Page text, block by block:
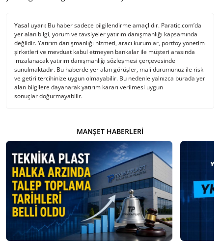
Yasal uyarı: Bu haber sadece bilgilendirme amaçlıdır. Paratic.com’da
yer alan bilgi, yorum ve tavsiyeler yatırım danışmanlığı kapsamında
değildir. Yatırım danışmanlığı hizmeti, aracı kurumlar, portföy yönetim
şirketleri ve mevduat kabul etmeyen bankalar ile müşteri arasında
imzalanacak yatırım danışmanlığı sözleşmesi çerçevesinde
sunulmaktadır. Bu haberde yer alan görüşler, mali durumunuz ile risk
ve getiri tercihinize uygun olmayabilir. Bu nedenle yalnızca burada yer
alan bilgilere dayanarak yatırım kararı verilmesi uygun
sonuçlar doğurmayabilir.
MANŞET HABERLERI